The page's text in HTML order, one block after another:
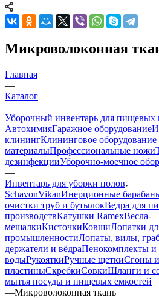
Микроволоконная
Главная
—
Каталог
—
Уборочный инвентарь для пищевых
АвтохимияГаражное оборудование
клинингКлининговое оборудование
материалыПрофессиональные ножи
дезинфекцииУборочно-моечное
—
Инвентарь для уборки полов
SchavonVikanИнерционные
очистки труб и бутылокВедра для
производствКатушки RamexВесла-
мешалкиКисточкиКовшиЛопатки
промышленностиЛопаты, вилы,
держатели и вёдраПенокомплекты и
водыРукояткиРучные щеткиСгоны
пластиныСкребкиСовкиШланги и
мытья посуды и пищевых емкостей
—Микроволоконная ткань